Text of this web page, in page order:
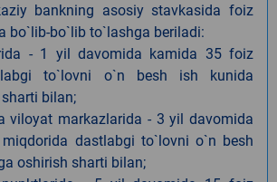
bankning asosiy stavkasida foiz
bo`lib-bo`lib to`lashga beriladi:
- 1 yil davomida kamida 35 foiz
to`lovni o`n besh ish kunida
bilan;
viloyat markazlarida - 3 yil davomida
dastlabgi to`lovni o`n besh
oshirish sharti bilan;